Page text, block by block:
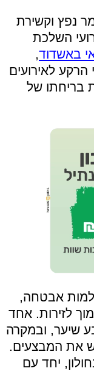
נפץ וקשירת
השלכת
,
לאירועים
בריחתו של
אבטחה,
לזירות. אחד
שיער, ובמקרה
את המבצעים.
יחד עם